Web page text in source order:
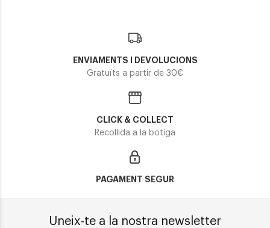
ENVIAMENTS I DEVOLUCIONS
Gratuïts a partir de 30€
CLICK & COLLECT
Recollida a la botiga
PAGAMENT SEGUR
Uneix-te a la nostra newsletter